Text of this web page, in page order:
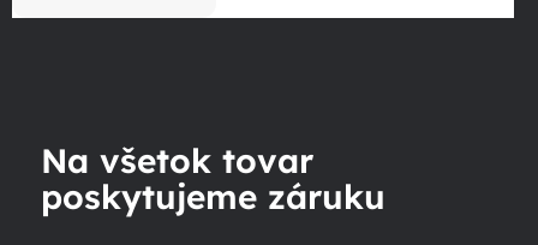
Na všetok tovar
poskytujeme záruku